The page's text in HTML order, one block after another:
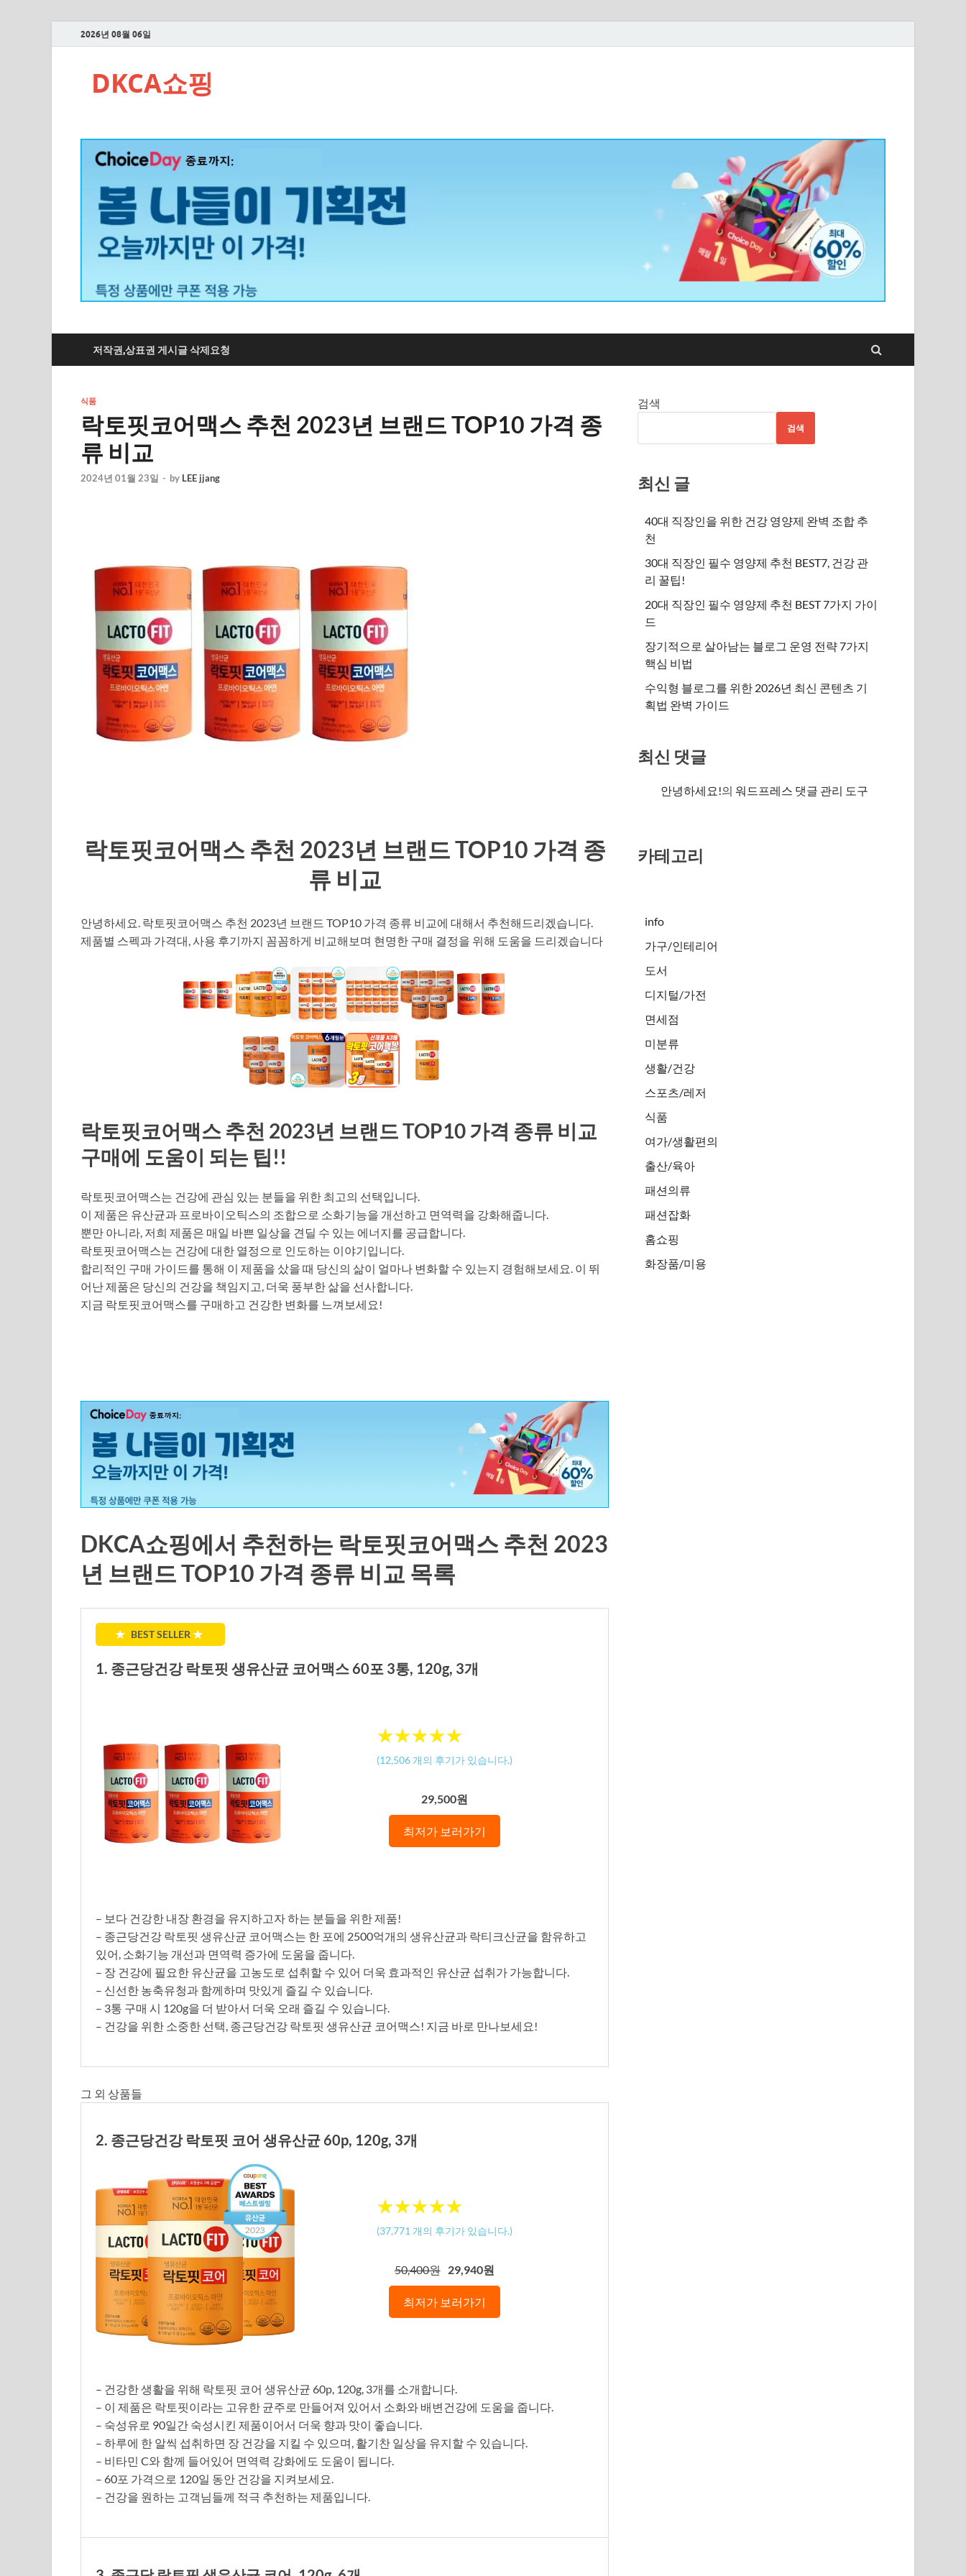
2026년 08월 06일
DKCA쇼핑
저작권,상표권 게시글 삭제요청
식품
락토핏코어맥스 추천 2023년 브랜드 TOP10 가격 종
류 비교
2024년 01월 23일 - by LEE jjang
락토핏코어맥스 추천 2023년 브랜드 TOP10 가격 종
류 비교
안녕하세요. 락토핏코어맥스 추천 2023년 브랜드 TOP10 가격 종류 비교에 대해서 추천해드리겠습니다.
제품별 스펙과 가격대, 사용 후기까지 꼼꼼하게 비교해보며 현명한 구매 결정을 위해 도움을 드리겠습니다
락토핏코어맥스 추천 2023년 브랜드 TOP10 가격 종류 비교
구매에 도움이 되는 팁!!
락토핏코어맥스는 건강에 관심 있는 분들을 위한 최고의 선택입니다.
이 제품은 유산균과 프로바이오틱스의 조합으로 소화기능을 개선하고 면역력을 강화해줍니다.
뿐만 아니라, 저희 제품은 매일 바쁜 일상을 견딜 수 있는 에너지를 공급합니다.
락토핏코어맥스는 건강에 대한 열정으로 인도하는 이야기입니다.
합리적인 구매 가이드를 통해 이 제품을 샀을 때 당신의 삶이 얼마나 변화할 수 있는지 경험해보세요. 이 뛰
어난 제품은 당신의 건강을 책임지고, 더욱 풍부한 삶을 선사합니다.
지금 락토핏코어맥스를 구매하고 건강한 변화를 느껴보세요!
DKCA쇼핑에서 추천하는 락토핏코어맥스 추천 2023
년 브랜드 TOP10 가격 종류 비교 목록
★ BEST SELLER★
1. 종근당건강 락토핏 생유산균 코어맥스 60포 3통, 120g, 3개
★★★★★
★★★★★
(12,506개의 후기가 있습니다.)
29,500원
최저가 보러가기
– 보다 건강한 내장 환경을 유지하고자 하는 분들을 위한 제품!
– 종근당건강 락토핏 생유산균 코어맥스는 한 포에 2500억개의 생유산균과 락티크산균을 함유하고
있어, 소화기능 개선과 면역력 증가에 도움을 줍니다.
– 장 건강에 필요한 유산균을 고농도로 섭취할 수 있어 더욱 효과적인 유산균 섭취가 가능합니다.
– 신선한 농축유청과 함께하며 맛있게 즐길 수 있습니다.
– 3통 구매 시 120g을 더 받아서 더욱 오래 즐길 수 있습니다.
– 건강을 위한 소중한 선택, 종근당건강 락토핏 생유산균 코어맥스! 지금 바로 만나보세요!
그 외 상품들
2. 종근당건강 락토핏 코어 생유산균 60p, 120g, 3개
★★★★★
★★★★★
(37,771 개의 후기가 있습니다.)
50,400원 29,940원
최저가 보러가기
– 건강한 생활을 위해 락토핏 코어 생유산균 60p, 120g, 3개를 소개합니다.
– 이 제품은 락토핏이라는 고유한 균주로 만들어져 있어서 소화와 배변건강에 도움을 줍니다.
– 숙성유로 90일간 숙성시킨 제품이어서 더욱 향과 맛이 좋습니다.
– 하루에 한 알씩 섭취하면 장 건강을 지킬 수 있으며, 활기찬 일상을 유지할 수 있습니다.
– 비타민 C와 함께 들어있어 면역력 강화에도 도움이 됩니다.
– 60포 가격으로 120일 동안 건강을 지켜보세요.
– 건강을 원하는 고객님들께 적극 추천하는 제품입니다.
검색
검색
최신 글
40대 직장인을 위한 건강 영양제 완벽 조합 추
천
30대 직장인 필수 영양제 추천 BEST7, 건강 관
리 꿀팁!
20대 직장인 필수 영양제 추천 BEST 7가지 가이
드
장기적으로 살아남는 블로그 운영 전략 7가지
핵심 비법
수익형 블로그를 위한 2026년 최신 콘텐츠 기
획법 완벽 가이드
최신 댓글
안녕하세요!의워드프레스 댓글 관리 도구
카테고리
info
가구/인테리어
도서
디지털/가전
면세점
미분류
생활/건강
스포츠/레저
식품
여가/생활편의
출산/육아
패션의류
패션잡화
홈쇼핑
화장품/미용